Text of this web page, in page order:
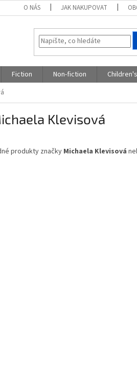
O NÁS JAK NAKUPOVAT
Fiction Non-fiction
Klevisová
produkty značky Michaela Klevisová